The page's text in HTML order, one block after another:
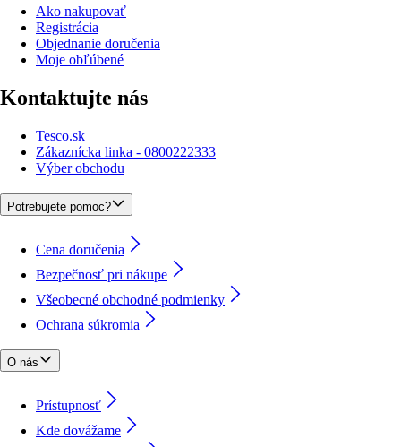
Ako nakupovať
Registrácia
Objednanie doručenia
Moje obľúbené
Kontaktujte nás
Tesco.sk
Zákaznícka linka - 0800222333
Výber obchodu
Potrebujete pomoc?
Cena doručenia
Bezpečnosť pri nákupe
Všeobecné obchodné podmienky
Ochrana súkromia
O nás
Prístupnosť
Kde dovážame